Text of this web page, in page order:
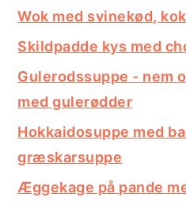
Wok med svinekød,
Skildpadde kys med
Gulerodssuppe - nem
med gulerødder
Hokkaidosuppe med
græskarsuppe
Æggekage på pande